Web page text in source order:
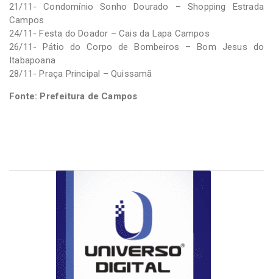
21/11- Condomínio Sonho Dourado – Shopping Estrada
Campos
24/11- Festa do Doador – Cais da Lapa Campos
26/11- Pátio do Corpo de Bombeiros – Bom Jesus do
Itabapoana
28/11- Praça Principal – Quissamã
Fonte: Prefeitura de Campos